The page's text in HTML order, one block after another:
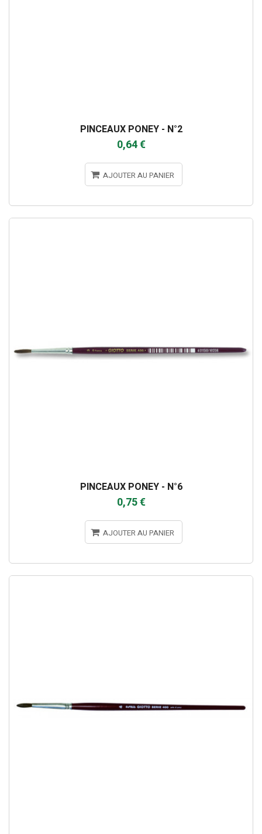
PINCEAUX PONEY - N°2
0,64 €
AJOUTER AU PANIER
PINCEAUX PONEY - N°6
0,75 €
AJOUTER AU PANIER